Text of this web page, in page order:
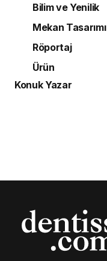
Bilim ve Yenilik
Mekan Tasarımı
Röportaj
Ürün
Konuk Yazar